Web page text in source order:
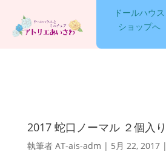
ドールハウス
ショップへ
2017 蛇口ノーマル ２個入り
執筆者 AT-ais-adm | 5月 22, 2017|